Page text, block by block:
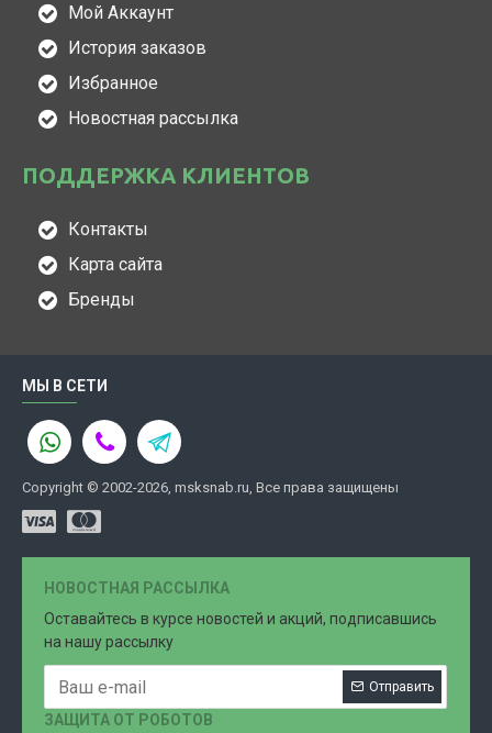
Мой Аккаунт
История заказов
Избранное
Новостная рассылка
ПОДДЕРЖКА КЛИЕНТОВ
Контакты
Карта сайта
Бренды
МЫ В СЕТИ
Copyright © 2002-2026, msksnab.ru, Все права защищены
НОВОСТНАЯ РАССЫЛКА
Оставайтесь в курсе новостей и акций, подписавшись
на нашу рассылку
Отправить
ЗАЩИТА ОТ РОБОТОВ